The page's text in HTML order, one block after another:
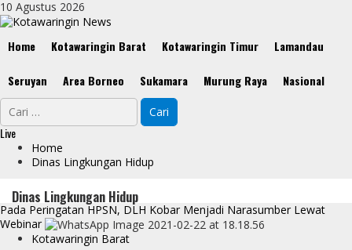
Skip
to
10 Agustus 2026
Menu
Home Kotawaringin Barat Kotawaringin Timur Lamandau
Seruyan Area Borneo Sukamara Murung Raya Nasional
Cari
untuk:
Live
Home
Dinas Lingkungan Hidup
Dinas Lingkungan Hidup
Pada Peringatan HPSN, DLH Kobar Menjadi Narasumber Lewat
Webinar
Kotawaringin Barat